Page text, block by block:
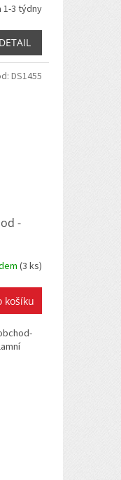
1-3 týdny
DETAIL
-
(3 ks)
košíku
DS1455